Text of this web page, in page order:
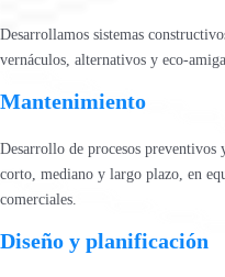
Desarrollamos sistemas
vernáculos, alternativos y eco-
Mantenimiento
Desarrollo de procesos
corto, mediano y largo plazo, en
comerciales.
Diseño y planificación